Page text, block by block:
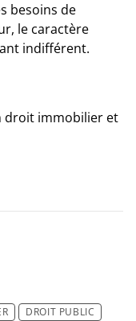
besoins de
le caractère
indifférent.
droit immobilier et
DROIT PUBLIC